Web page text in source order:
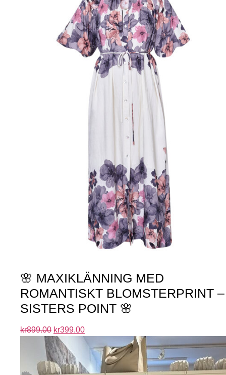
🌸 MAXIKLÄNNING MED
ROMANTISKT BLOMSTERPRINT –
SISTERS POINT 🌸
kr899.00 kr399.00